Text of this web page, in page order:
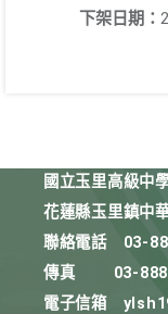
下架日期：
國立玉里高級中
花蓮縣玉里鎮中
聯絡電話
03-
傳真
03-
電子信箱